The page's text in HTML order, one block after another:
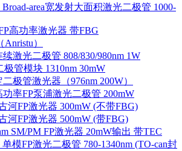
Broad-area宽发射大面积激光二极管 1000-
高功率激光器 带FBG
Anristu）
激光二极管 808/830/980nm 1W
极管模块 1310nm 30mW
极管激光器（976nm 200W）
功率FP泵浦激光二极管 200mW
河FP激光器 300mW (不带FBG)
河FP激光器 500mW (带FBG)
SM/PM FP激光器 20mW输出 带TEC
单模FP激光二极管 780-1340nm (TO-can封